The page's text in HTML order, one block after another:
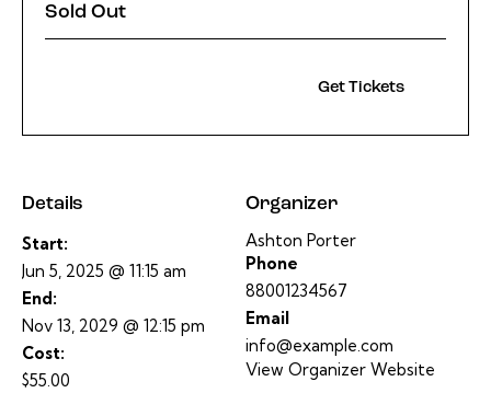
Sold Out
Get Tickets
Details
Start:
Jun 5, 2025 @ 11:15 am
End:
Nov 13, 2029 @ 12:15 pm
Cost:
$55.00
Organizer
Ashton Porter
Phone
88001234567
Email
info@example.com
View Organizer Website